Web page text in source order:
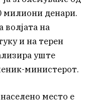
милиони денари.
волјата на
и на терен
уште
министерот.
место е